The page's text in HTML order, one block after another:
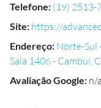
Telefone: (19) 2513-
Site: https://
Endereço: Norte-Sul
Sala 1406 - Cambuí,
Avaliação Google: n/a